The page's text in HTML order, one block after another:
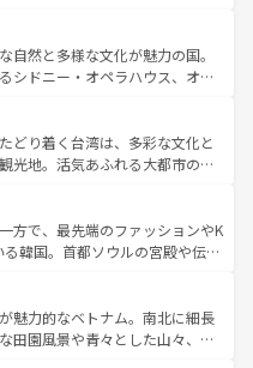
、音楽と美食が融合した独特の
リカの各地域で異なる魅力を楽
豊かな歴史を感じることができ
新着のアメリカ
照してほしい。
、定番の観光地といえばオアフ
るならマウイ島やカウアイ島が
ーンに輝く海をはじめ、豊かな
る人々を迎えてくれるハワイの
ードやハワイアンミュージッ
ど、すべてがハワイの魅力を彩
ハワイ情報
てほしい。
自然と多様な文化が魅力の国。
シドニー・オペラハウス、オー
そびえるウルル（エアーズロッ
原生林やケアンズの熱帯雨林な
また、カフェやワイン、オージ
実しており、サーフィンやダイ
アウトドア好きにはたまらな
な魅力を存分に味わいつくそ
どり着く台湾は、多彩な文化と
光地。活気あふれる大都市の台
ある台湾東部など、都市の喧騒
おり、訪れる人に新しい発見と
また、奥深い台湾の食文化も魅
ツなど、バラエティ豊かな料理
新着の台湾情報は コンテンツ一覧を参
方で、最先端のファッションやK
韓国。首都ソウルの宮殿や伝統
季折々の自然美を楽しむことが
焼肉、絶品のストリートフード
が待っている。夜には、韓国な
魅力的なベトナム。南北に細長
田園風景や青々とした山々、世